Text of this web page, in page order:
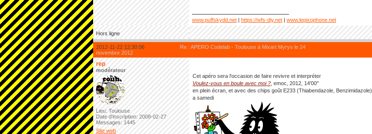
www.puffskydd.net | https://wfs-diy.net | www.lepixophone.net
Hors ligne
2012-11-22 12:30:06
Re : APERO Codelab - Toulouse à Mixart Myrys le 24
novembre 2012
rep
modérateur
Lieu: Toulouse
Date d'inscription: 2008-02-27
Messages: 1445
Site web
Cet apéro sera l'occasion de faire revivre et interpréter
Voulez-vous en boule avec moi ? , emoc, 2012, 14'00''
en plein écran, et avec des chips goût E233 (Thiabendazole, Benzimidazole)
a samedi